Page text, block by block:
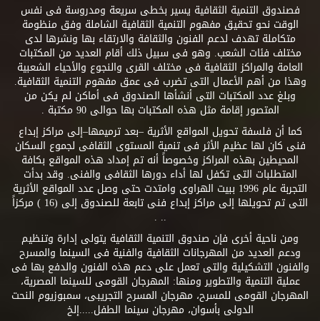
فصندوق التنمية الثقافية يسير بخطى سريعة ومدروسة فى نفس
الوقت نحو تحقيق مفهوم التنمية الثقافية الشاملة وفق منظومة
متكاملة تهدف لدعم الفنون والثقافة والارتقاء بها ونشرها لدى
مختلف فئات الشعب. وهو فى سبيل ذلك أقام العديد من المكتبات
العامة والمراكز الثقافية فى مختلف القرى والنجوع والأحياء الشعبية
وهذا من أهم الأعمال التى تضرب فى عمق مفهوم التنمية الثقافية.
وبلغ عدد المكتبات التى أنشأها الصندوق فى أماكن لم يكن من
المتصور إقامة مثل هذه المكتبات بها حوالى 90 مكتبة .
كما أن فلسفة تحويل المواقع الأثرية –بعد ترميمها–إلى مراكز إبداع
فنى كان لها عظيم الأثر فى تنمية المستوى الثقافى لجموع السكان
المحيطين بهذه المراكز وخصوصاً أنه تم إمداد هذه المواقع بكافة
المتطلبات التى تكفل لها أداء دورها الثقافى والفنى. وقد بدأت
التجربة عام 1996 ببيت الهراوى وامتدت حتى وصل عدد المواقع الأثرية
التى تم تحويلها إلى مراكز إبداع فنى تابعة للصندوق إلى (16 ) مركزاً
.. .
ومن ناحية أخرى فإن صندوق التنمية الثقافية يتولى إدارة وتنظيم
ودعم العديد من المهرجانات الثقافية والفنية فى السينما والمسرح
والفنون التشكيلية والتى تعمل على دعم هذه الفنون والدفع بها فى
عملية التنمية والتطوير ومنها: المهرجان القومى للسينما المصرية،
المهرجان القومى للمسرح، مهرجان المسرح التجريبى، سمبوزيوم النحت
الدولى بأسوان، مهرجان سينما الطفل.....إلخ